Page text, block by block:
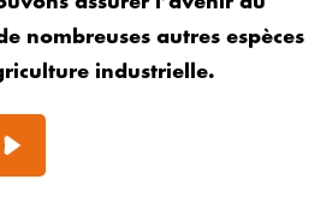
nombreuses autres espèces
industrielle.